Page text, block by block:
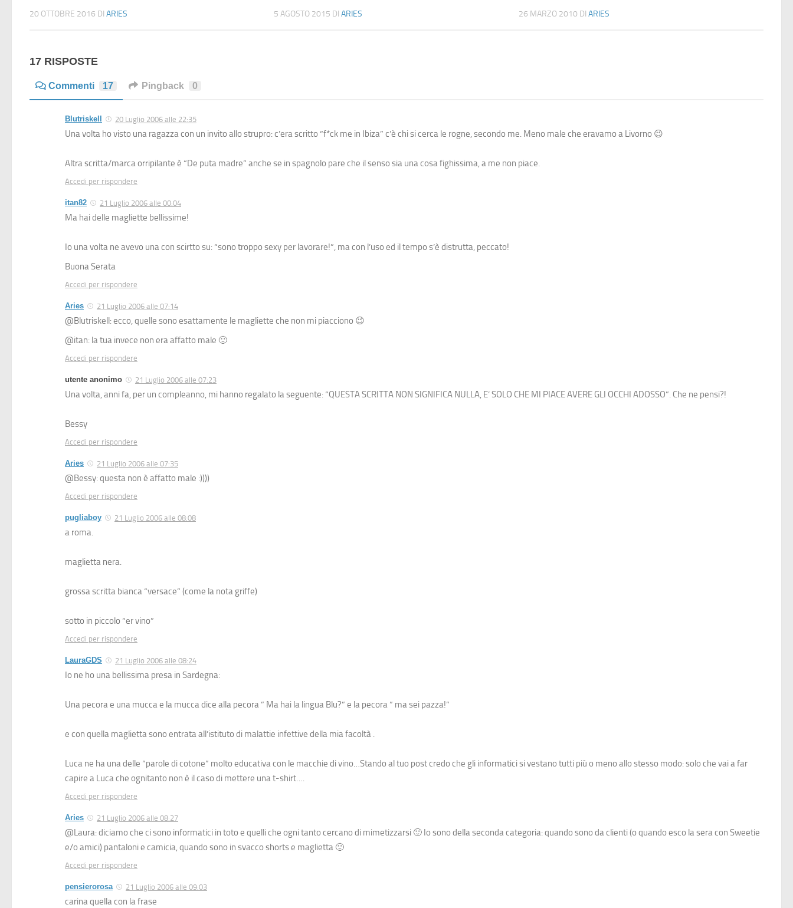
20 OTTOBRE 2016 DI ARIES 5 AGOSTO 2015 DIARIES 26 MARZO 2010 DI ARIES
17 RISPOSTE
Commenti 17 Pingback 0
Blutriskell 20 Luglio 2006 alle 22:35
Una volta ho visto una ragazza con un invito allo strupro: c’era scritto “f*ck me in Ibiza” c’è chi si cerca le rogne, secondo me. Meno male che eravamo a Livorno 😉
Altra scritta/marca orripilante è “De puta madre” anche se in spagnolo pare che il senso sia una cosa fighissima, a me non piace.
Accedi per rispondere
itan82 21 Luglio 2006 alle 00:04
Ma hai delle magliette bellissime!
Io una volta ne avevo una con scirtto su: “sono troppo sexy per lavorare!”, ma con l’uso ed il tempo s’è distrutta, peccato!
Buona Serata
Accedi per rispondere
Aries 21 Luglio 2006 alle 07:14
@Blutriskell: ecco, quelle sono esattamente le magliette che non mi piacciono 😉
@itan: la tua invece non era affatto male 🙂
Accedi per rispondere
utente anonimo 21 Luglio 2006 alle 07:23
Una volta, anni fa, per un compleanno, mi hanno regalato la seguente: “QUESTA SCRITTA NON SIGNIFICA NULLA, E’ SOLO CHE MI PIACE AVERE GLI OCCHI ADOSSO”. Che ne pensi?!
Bessy
Accedi per rispondere
Aries 21 Luglio 2006 alle 07:35
@Bessy: questa non è affatto male :))))
Accedi per rispondere
pugliaboy 21 Luglio 2006 alle 08:08
a roma.
maglietta nera.
grossa scritta bianca “versace” (come la nota griffe)
sotto in piccolo “er vino”
Accedi per rispondere
LauraGDS 21 Luglio 2006 alle 08:24
Io ne ho una bellissima presa in Sardegna:
Una pecora e una mucca e la mucca dice alla pecora ” Ma hai la lingua Blu?” e la pecora ” ma sei pazza!”
e con quella maglietta sono entrata all’istituto di malattie infettive della mia facoltà .
Luca ne ha una delle “parole di cotone” molto educativa con le macchie di vino…Stando al tuo post credo che gli informatici si vestano tutti più o meno allo stesso modo: solo che vai a far
capire a Luca che ognitanto non è il caso di mettere una t-shirt….
Accedi per rispondere
Aries 21 Luglio 2006 alle 08:27
@Laura: diciamo che ci sono informatici in toto e quelli che ogni tanto cercano di mimetizzarsi 🙂 Io sono della seconda categoria: quando sono da clienti (o quando esco la sera con Sweetie
e/o amici) pantaloni e camicia, quando sono in svacco shorts e maglietta 🙂
Accedi per rispondere
pensierorosa 21 Luglio 2006 alle 09:03
carina quella con la frase